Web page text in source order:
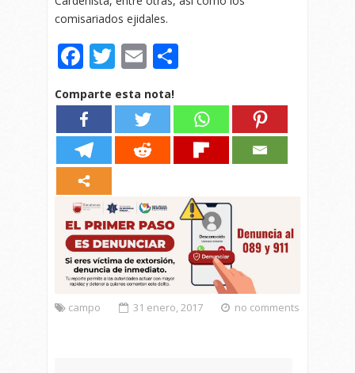
comisariados ejidales.
Facebook
Twitter
Email
Comparte esta nota!
campo 31 enero, 2017 no comments